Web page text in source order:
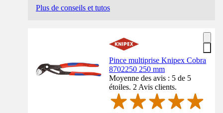
Plus de conseils et tutos
Pince multiprise Knipex Cobra
8702250 250 mm
Moyenne des avis : 5 de 5
étoiles. 2 Avis clients.